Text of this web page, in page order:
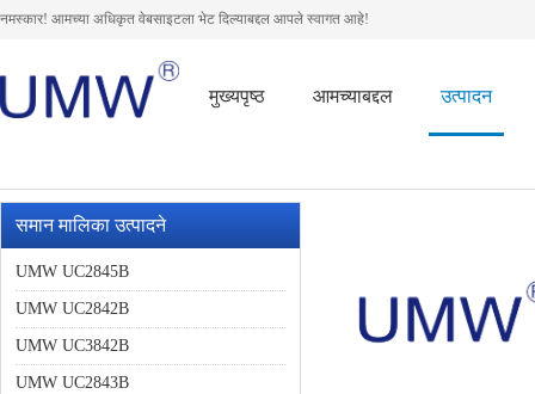
नमस्कार! आमच्या अधिकृत वेबसाइटला भेट दिल्याबद्दल आपले स्वागत आहे!
मुख्यपृष्ठ आमच्याबद्दल उत्पादन
समान मालिका उत्पादने
UMW UC2845B
UMW UC2842B
UMW UC3842B
UMW UC2843B